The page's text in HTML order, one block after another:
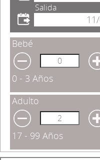
Salida
Bebé
0 - 3 Años
Adulto
17 - 99 Años